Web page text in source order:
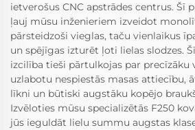
ietverošus CNC apstrādes centrus. Šī
ļauj mūsu inženieriem izveidot
pārsteidzoši vieglas, taču vienlaikus
un spējīgas izturēt ļoti lielas slodzes.
izcilība tieši pārtulkojas par precīzāku
uzlabotu nespiestās masas attiecību,
līkni un būtiski augstāku kopējo
Izvēloties mūsu specializētās F250
jūs ieguldāt lielu summu augstas